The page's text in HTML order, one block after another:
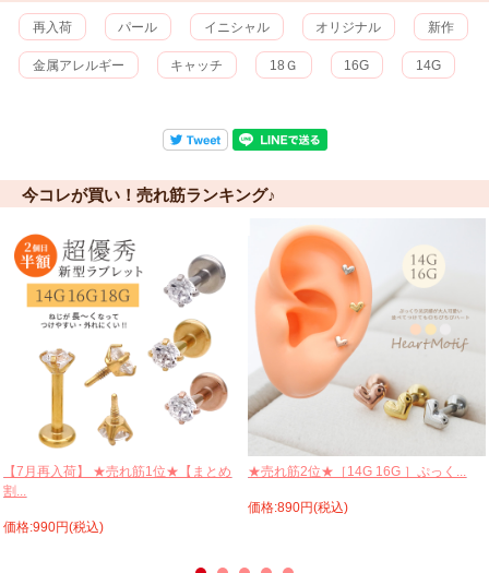
再入荷 パール イニシャル オリジナル 新作
金属アレルギー キャッチ 18Ｇ 16G 14G
今コレが買い！売れ筋ランキング♪
【7月再入荷】 ★売れ筋1位★【まとめ
割...
価格:990円(税込)
★売れ筋2位★［14G 16G ］ぷっく...
価格:890円(税込)